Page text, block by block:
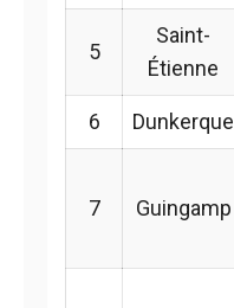
5
Saint-
Étienne
6 Dunkerque
7 Guingamp